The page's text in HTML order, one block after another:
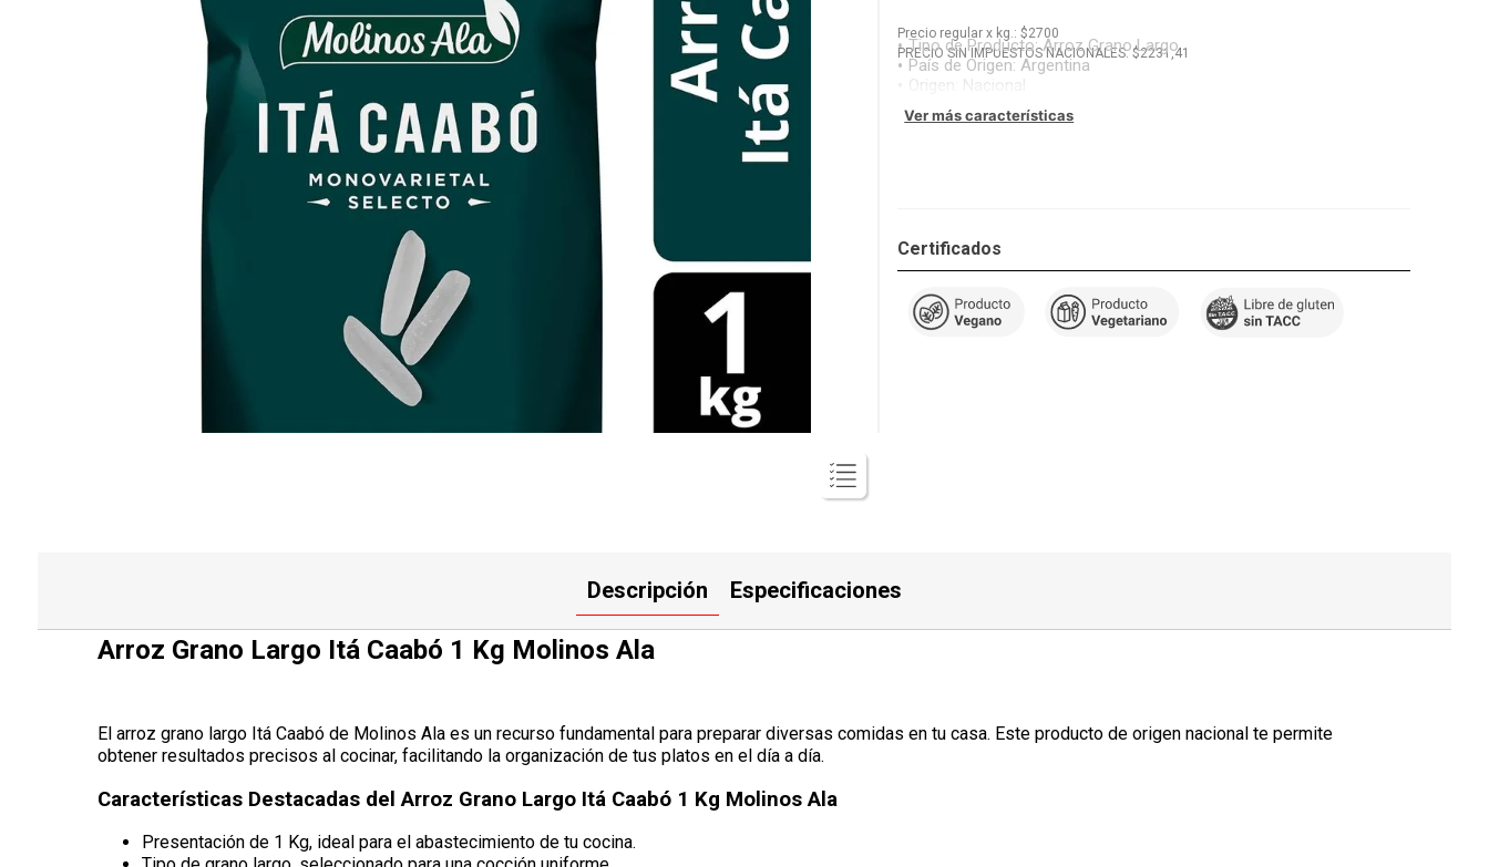
Precio regular x kg.: $2700
PRECIO SIN IMPUESTOS NACIONALES: $2231,41
Tipo de Producto:Arroz Grano Largo
País de Origen:Argentina
Ver más características
Certificados
Descripción Especificaciones
Arroz Grano Largo Itá Caabó 1 Kg Molinos Ala
El arroz grano largo Itá Caabó de Molinos Ala es un recurso fundamental para preparar diversas comidas en tu casa. Este producto de origen nacional te permite
obtener resultados precisos al cocinar, facilitando la organización de tus platos en el día a día.
Características Destacadas del Arroz Grano Largo Itá Caabó 1 Kg Molinos Ala
Presentación de 1 Kg, ideal para el abastecimiento de tu cocina.
10. Nestle Classic